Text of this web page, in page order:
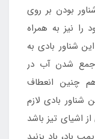
بودن بر روی
را نیز به همراه
شناور بادی به
شدن آب در
چنین انعطاف
شناور بادی لازم
اشیای تیز باشد